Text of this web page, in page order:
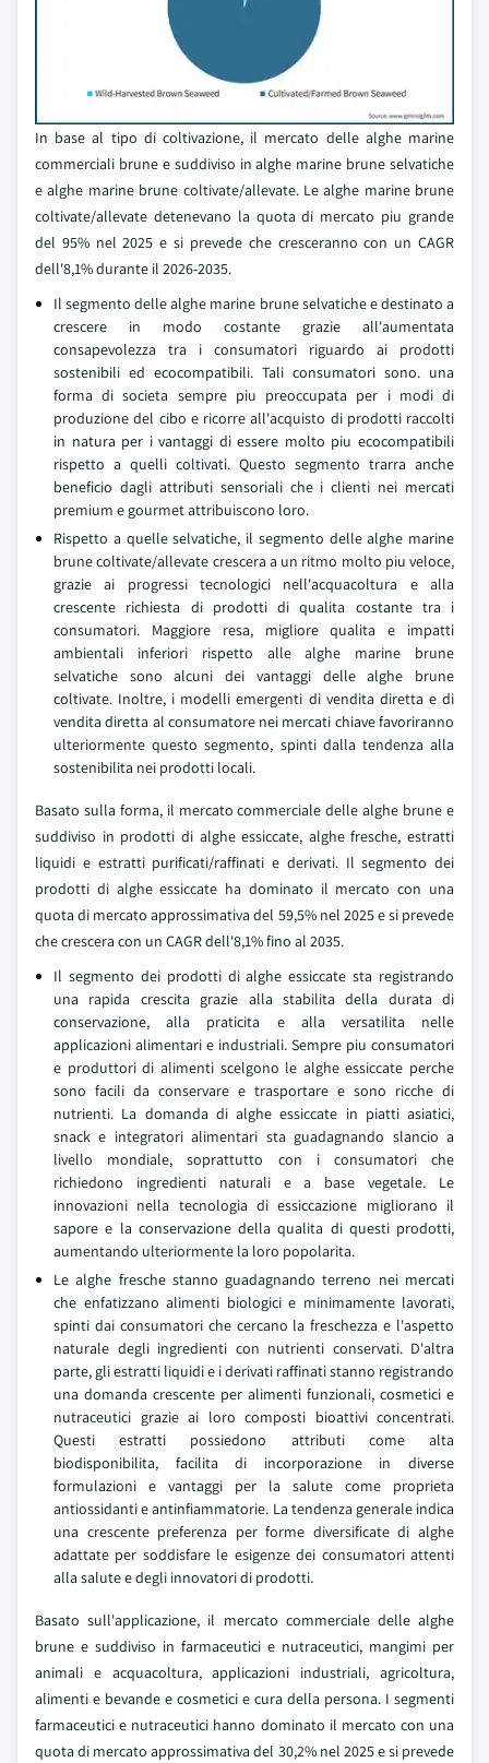
In base al tipo di coltivazione, il mercato delle alghe marine
commerciali brune e suddiviso in alghe marine brune selvatiche
e alghe marine brune coltivate/allevate. Le alghe marine brune
coltivate/allevate detenevano la quota di mercato piu grande
del 95% nel 2025 e si prevede che cresceranno con un CAGR
dell'8,1% durante il 2026-2035.
Il segmento delle alghe marine brune selvatiche e destinato a
crescere in modo costante grazie all'aumentata
consapevolezza tra i consumatori riguardo ai prodotti
sostenibili ed ecocompatibili. Tali consumatori sono. una
forma di societa sempre piu preoccupata per i modi di
produzione del cibo e ricorre all'acquisto di prodotti raccolti
in natura per i vantaggi di essere molto piu ecocompatibili
rispetto a quelli coltivati. Questo segmento trarra anche
beneficio dagli attributi sensoriali che i clienti nei mercati
premium e gourmet attribuiscono loro.
Rispetto a quelle selvatiche, il segmento delle alghe marine
brune coltivate/allevate crescera a un ritmo molto piu veloce,
grazie ai progressi tecnologici nell'acquacoltura e alla
crescente richiesta di prodotti di qualita costante tra i
consumatori. Maggiore resa, migliore qualita e impatti
ambientali inferiori rispetto alle alghe marine brune
selvatiche sono alcuni dei vantaggi delle alghe brune
coltivate. Inoltre, i modelli emergenti di vendita diretta e di
vendita diretta al consumatore nei mercati chiave favoriranno
ulteriormente questo segmento, spinti dalla tendenza alla
sostenibilita nei prodotti locali.
Basato sulla forma, il mercato commerciale delle alghe brune e
suddiviso in prodotti di alghe essiccate, alghe fresche, estratti
liquidi e estratti purificati/raffinati e derivati. Il segmento dei
prodotti di alghe essiccate ha dominato il mercato con una
quota di mercato approssimativa del 59,5% nel 2025 e si prevede
che crescera con un CAGR dell'8,1% fino al 2035.
Il segmento dei prodotti di alghe essiccate sta registrando
una rapida crescita grazie alla stabilita della durata di
conservazione, alla praticita e alla versatilita nelle
applicazioni alimentari e industriali. Sempre piu consumatori
e produttori di alimenti scelgono le alghe essiccate perche
sono facili da conservare e trasportare e sono ricche di
nutrienti. La domanda di alghe essiccate in piatti asiatici,
snack e integratori alimentari sta guadagnando slancio a
livello mondiale, soprattutto con i consumatori che
richiedono ingredienti naturali e a base vegetale. Le
innovazioni nella tecnologia di essiccazione migliorano il
sapore e la conservazione della qualita di questi prodotti,
aumentando ulteriormente la loro popolarita.
Le alghe fresche stanno guadagnando terreno nei mercati
che enfatizzano alimenti biologici e minimamente lavorati,
spinti dai consumatori che cercano la freschezza e l'aspetto
naturale degli ingredienti con nutrienti conservati. D'altra
parte, gli estratti liquidi e i derivati raffinati stanno registrando
una domanda crescente per alimenti funzionali, cosmetici e
nutraceutici grazie ai loro composti bioattivi concentrati.
Questi estratti possiedono attributi come alta
biodisponibilita, facilita di incorporazione in diverse
formulazioni e vantaggi per la salute come proprieta
antiossidanti e antinfiammatorie. La tendenza generale indica
una crescente preferenza per forme diversificate di alghe
adattate per soddisfare le esigenze dei consumatori attenti
alla salute e degli innovatori di prodotti.
Basato sull'applicazione, il mercato commerciale delle alghe
brune e suddiviso in farmaceutici e nutraceutici, mangimi per
animali e acquacoltura, applicazioni industriali, agricoltura,
alimenti e bevande e cosmetici e cura della persona. I segmenti
farmaceutici e nutraceutici hanno dominato il mercato con una
quota di mercato approssimativa del 30,2% nel 2025 e si prevede